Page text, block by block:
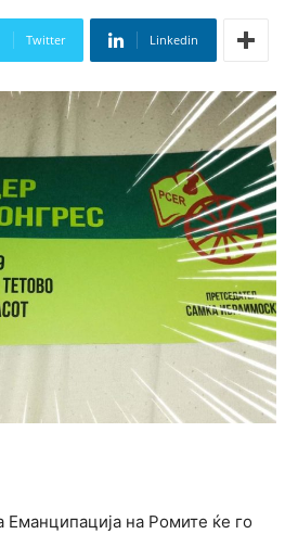
Twitter Linkedin
Еманципација на Ромите ќе го